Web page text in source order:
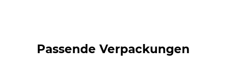
Passende Verpackungen